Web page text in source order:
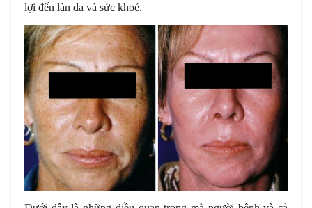
lợi đến làn da và sức khoẻ.